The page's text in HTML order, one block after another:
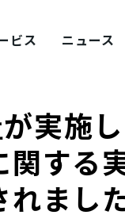
ビス ニュース
採用
実施し
する
ました